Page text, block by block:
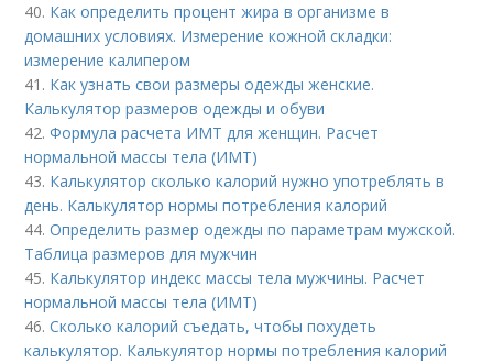
40. Как определить процент жира в организме в
домашних условиях. Измерение кожной складки:
измерение калипером
41. Как узнать свои размеры одежды женские.
Калькулятор размеров одежды и обуви
42.Формула расчета ИМТ для женщин. Расчет
нормальной массы тела (ИМТ)
43. Калькулятор сколько калорий нужно употреблять в
день. Калькулятор нормы потребления калорий
44.Определить размер одежды по параметрам мужской.
Таблица размеров для мужчин
45. Калькулятор индекс массы тела мужчины. Расчет
нормальной массы тела (ИМТ)
46.Сколько калорий съедать, чтобы похудеть
калькулятор. Калькулятор нормы потребления калорий